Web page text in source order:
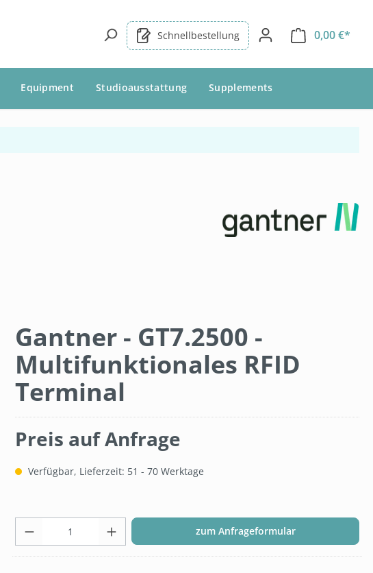
Schnellbestellung 0,00 €*
Equipment Studioausstattung Supplements
Gantner - GT7.2500 -
Multifunktionales RFID
Terminal
Preis auf Anfrage
Verfügbar, Lieferzeit: 51 - 70 Werktage
Produkt Anzahl: Gib den
zum Anfrageformular